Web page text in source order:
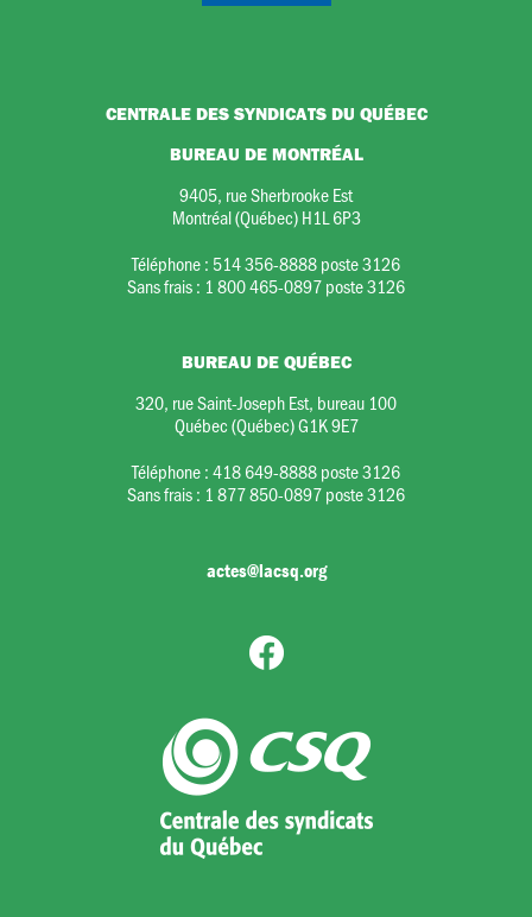
CENTRALE DES SYNDICATS DU QUÉBEC
BUREAU DE MONTRÉAL
9405, rue Sherbrooke Est
Montréal (Québec) H1L 6P3
Téléphone : 514 356-8888 poste 3126
Sans frais : 1 800 465-0897 poste 3126
BUREAU DE QUÉBEC
320, rue Saint-Joseph Est, bureau 100
Québec (Québec) G1K 9E7
Téléphone :418 649-8888 poste 3126
Sans frais : 1 877 850-0897 poste 3126
actes@lacsq.org